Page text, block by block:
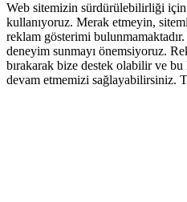
Web sitemizin sürdürülebilirliği için
kullanıyoruz. Merak etmeyin,
reklam gösterimi
deneyim sunmayı önemsiyoruz.
bırakarak bize destek olabilir ve
devam etmemizi sağlayabilirsiniz.